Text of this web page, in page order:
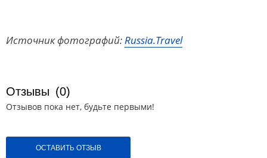
Источник фотографий:Russia.Travel
Отзывы (0)
Отзывов пока нет, будьте первыми!
ОСТАВИТЬ ОТЗЫВ